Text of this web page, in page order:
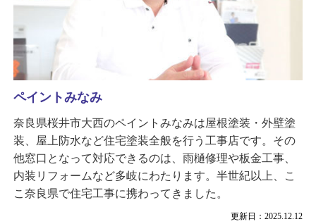
更新日：2025.12.12
ペイントみなみ
奈良県桜井市大西のペイントみなみは屋根塗装・外壁塗
装、屋上防水など住宅塗装全般を行う工事店です。その
他窓口となって対応できるのは、雨樋修理や板金工事、
内装リフォームなど多岐にわたります。半世紀以上、こ
こ奈良県で住宅工事に携わってきました。